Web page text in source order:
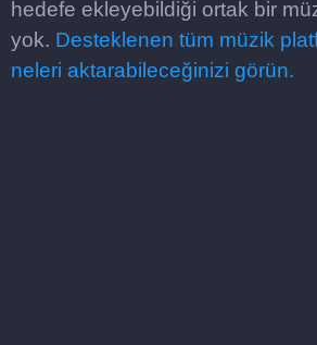
hedefe ekleyebildiği ortak bir
yok. Desteklenen tüm müzik
neleri aktarabileceğinizi görün.